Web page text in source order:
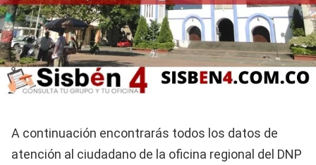
A continuación encontrarás todos los datos de
atención al ciudadano de la oficina regional del DNP